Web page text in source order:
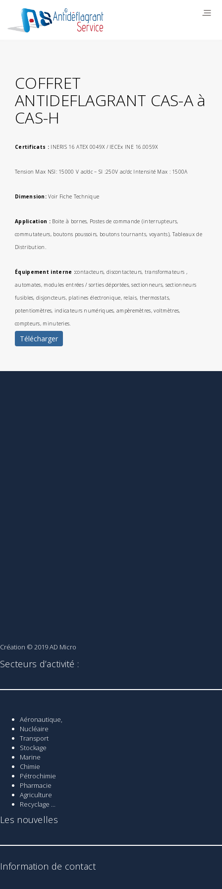
COFFRET
ANTIDEFLAGRANT CAS-A à
CAS-H
Certificats : I NERIS 16 ATEX 0049X / IECEx INE 16.0059X
Tension Max NSI: 15000 V ac/dc – SI :250V ac/dc Intensité Max : 1500A
Dimension: Voir Fiche Technique
Application : Boite à bornes, Postes de commande (interrupteurs,
commutateurs, boutons poussoirs, boutons tournants, voyants), Tableaux de
Distribution.
Équipement interne :contacteurs, discontacteurs, transformateurs ,
automates, modules entrées / sorties déportées, sectionneurs, sectionneurs
fusibles, disjoncteurs, platines électronique, relais, thermostats,
potentiomètres, indicateurs numériques, ampèremètres, voltmètres,
compteurs, minuteries.
Télécharger
Création © 2019AD Micro
Secteurs d’activité :
Aéronautique,
Nucléaire
Transport
Stockage
Marine
Chimie
Pétrochimie
Pharmacie
Agriculture
Recyclage ...
Les nouvelles
Information de contact